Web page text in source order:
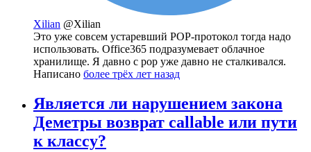
Xilian @Xilian
Это уже совсем устаревший POP-протокол тогда надо
использовать. Office365 подразумевает облачное
хранилище. Я давно с pop уже давно не сталкивался.
Написано более трёх лет назад
Является ли нарушением закона
Деметры возврат callable или пути
к классу?